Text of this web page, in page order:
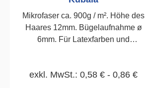
Mikrofaser ca. 900g / m². Höhe des
Haares 12mm. Bügelaufnahme ø
6mm. Für Latexfarben und
exkl. MwSt.: 0,58 € - 0,86 €